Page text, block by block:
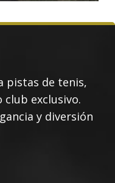
pistas de tenis,
club exclusivo.
y diversión